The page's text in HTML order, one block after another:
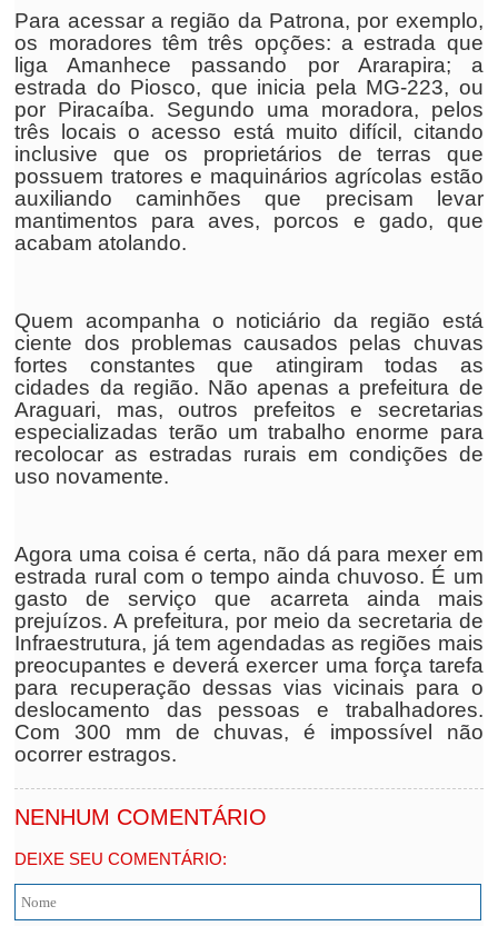
Para acessar a região da Patrona, por exemplo,
os moradores têm três opções: a estrada que
liga Amanhece passando por Ararapira; a
estrada do Piosco, que inicia pela MG-223, ou
por Piracaíba. Segundo uma moradora, pelos
três locais o acesso está muito difícil, citando
inclusive que os proprietários de terras que
possuem tratores e maquinários agrícolas estão
auxiliando caminhões que precisam levar
mantimentos para aves, porcos e gado, que
acabam atolando.
Quem acompanha o noticiário da região está
ciente dos problemas causados pelas chuvas
fortes constantes que atingiram todas as
cidades da região. Não apenas a prefeitura de
Araguari, mas, outros prefeitos e secretarias
especializadas terão um trabalho enorme para
recolocar as estradas rurais em condições de
uso novamente.
Agora uma coisa é certa, não dá para mexer em
estrada rural com o tempo ainda chuvoso. É um
gasto de serviço que acarreta ainda mais
prejuízos. A prefeitura, por meio da secretaria de
Infraestrutura, já tem agendadas as regiões mais
preocupantes e deverá exercer uma força tarefa
para recuperação dessas vias vicinais para o
deslocamento das pessoas e trabalhadores.
Com 300 mm de chuvas, é impossível não
ocorrer estragos.
NENHUM COMENTÁRIO
DEIXE SEU COMENTÁRIO: